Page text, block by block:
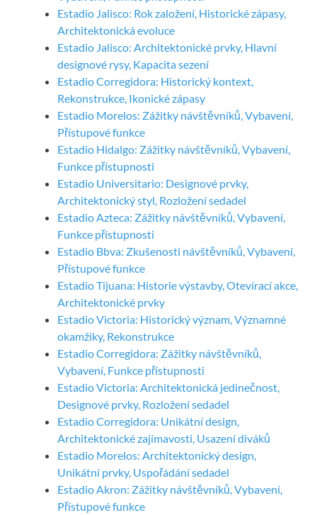
Estadio Jalisco: Rok založení, Historické zápasy,
Architektonická evoluce
Estadio Jalisco: Architektonické prvky, Hlavní
designové rysy, Kapacita sezení
Estadio Corregidora: Historický kontext,
Rekonstrukce, Ikonické zápasy
Estadio Morelos: Zážitky návštěvníků, Vybavení,
Přístupové funkce
Estadio Hidalgo: Zážitky návštěvníků, Vybavení,
Funkce přístupnosti
Estadio Universitario: Designové prvky,
Architektonický styl, Rozložení sedadel
Estadio Azteca: Zážitky návštěvníků, Vybavení,
Funkce přístupnosti
Estadio Bbva: Zkušenosti návštěvníků, Vybavení,
Přístupové funkce
Estadio Tijuana: Historie výstavby, Otevírací akce,
Architektonické prvky
Estadio Victoria: Historický význam, Významné
okamžiky, Rekonstrukce
Estadio Corregidora: Zážitky návštěvníků,
Vybavení, Funkce přístupnosti
Estadio Victoria: Architektonická jedinečnost,
Designové prvky, Rozložení sedadel
Estadio Corregidora: Unikátní design,
Architektonické zajímavosti, Usazení diváků
Estadio Morelos: Architektonický design,
Unikátní prvky, Uspořádání sedadel
Estadio Akron: Zážitky návštěvníků, Vybavení,
Přístupové funkce